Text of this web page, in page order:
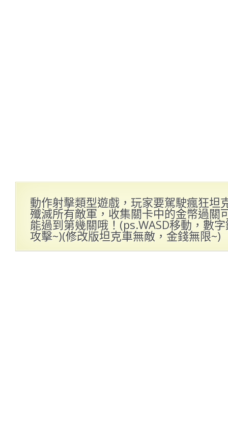
動作射擊類型遊戲，玩家要駕駛瘋狂坦
殲滅所有敵軍，收集關卡中的金幣過關
能過到第幾關哦！(ps.WASD移動，數
攻擊~)(修改版坦克車無敵，金錢無限~)